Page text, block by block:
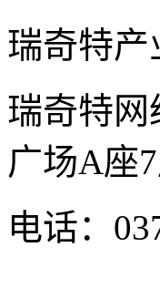
瑞奇特
瑞奇特
广场A座
电话：